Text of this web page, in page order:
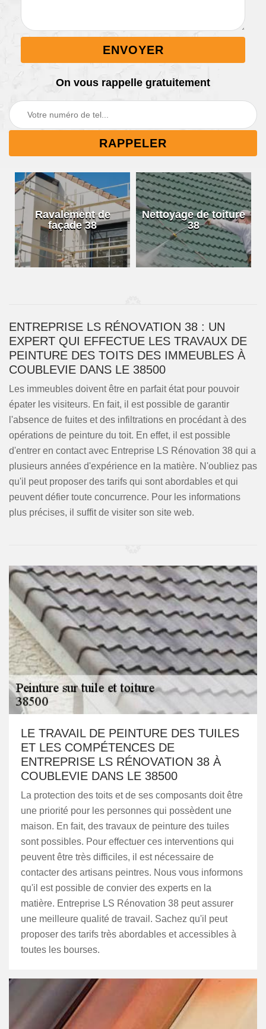
On vous rappelle gratuitement
Ravalement de
façade 38
Nettoyage de toiture
38
ENTREPRISE LS RÉNOVATION 38 : UN
EXPERT QUI EFFECTUE LES TRAVAUX DE
PEINTURE DES TOITS DES IMMEUBLES À
COUBLEVIE DANS LE 38500
Les immeubles doivent être en parfait état pour pouvoir
épater les visiteurs. En fait, il est possible de garantir
l'absence de fuites et des infiltrations en procédant à des
opérations de peinture du toit. En effet, il est possible
d'entrer en contact avec Entreprise LS Rénovation 38 qui a
plusieurs années d'expérience en la matière. N'oubliez pas
qu'il peut proposer des tarifs qui sont abordables et qui
peuvent défier toute concurrence. Pour les informations
plus précises, il suffit de visiter son site web.
LE TRAVAIL DE PEINTURE DES TUILES
ET LES COMPÉTENCES DE
ENTREPRISE LS RÉNOVATION 38 À
COUBLEVIE DANS LE 38500
La protection des toits et de ses composants doit être
une priorité pour les personnes qui possèdent une
maison. En fait, des travaux de peinture des tuiles
sont possibles. Pour effectuer ces interventions qui
peuvent être très difficiles, il est nécessaire de
contacter des artisans peintres. Nous vous informons
qu'il est possible de convier des experts en la
matière. Entreprise LS Rénovation 38 peut assurer
une meilleure qualité de travail. Sachez qu'il peut
proposer des tarifs très abordables et accessibles à
toutes les bourses.